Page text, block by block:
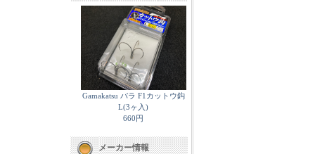
Gamakatsu バラ F1カットウ鈎
L(3ヶ入)
660円
メーカー情報